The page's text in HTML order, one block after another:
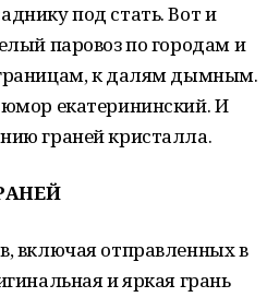
под стать. Вот и
паровоз по городам и
к далям дымным.
екатерининский. И
граней кристалла.
включая отправленных в
и яркая грань